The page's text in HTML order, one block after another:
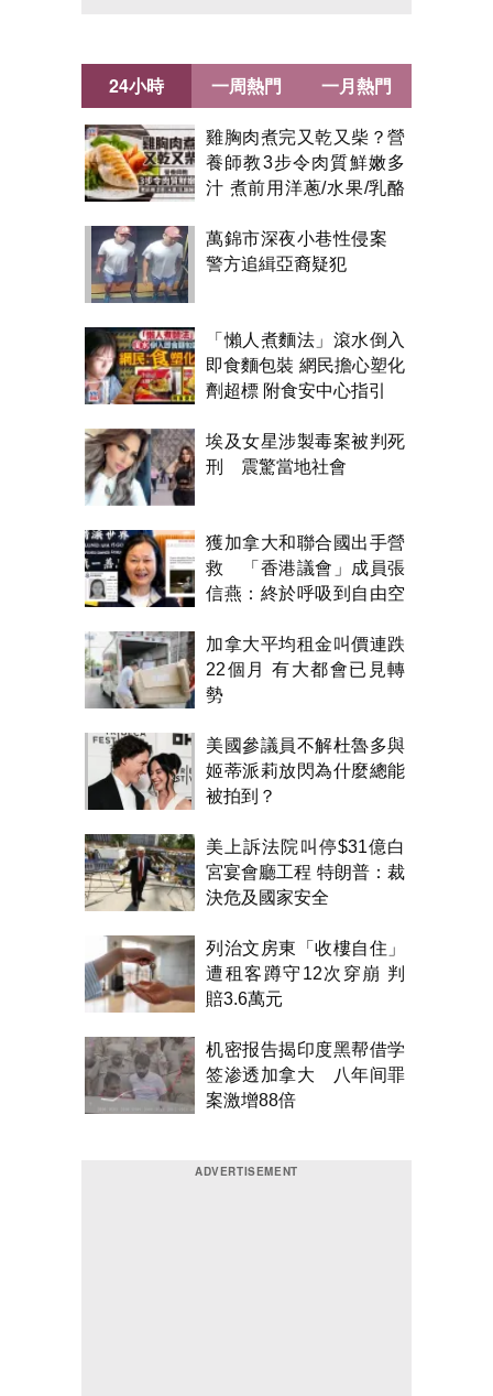
24小時
雞胸肉煮完又乾又柴？營
養師教3步令肉質鮮嫩多
汁 煮前用洋蔥/水果/乳酪
萬錦市深夜小巷性侵案
警方追緝亞裔疑犯
「懶人煮麵法」滾水倒入
即食麵包裝 網民擔心塑化
劑超標 附食安中心指引
埃及女星涉製毒案被判死
刑 震驚當地社會
獲加拿大和聯合國出手營
救 「香港議會」成員張
信燕：終於呼吸到自由空
加拿大平均租金叫價連跌
22個月 有大都會已見轉
勢
美國參議員不解杜魯多與
姬蒂派莉放閃為什麼總能
被拍到？
美上訴法院叫停$31億白
宮宴會廳工程 特朗普：裁
決危及國家安全
列治文房東「收樓自住」
遭租客蹲守12次穿崩 判
賠3.6萬元
机密报告揭印度黑帮借学
签渗透加拿大 八年间罪
案激增88倍
一周熱門 一月熱門